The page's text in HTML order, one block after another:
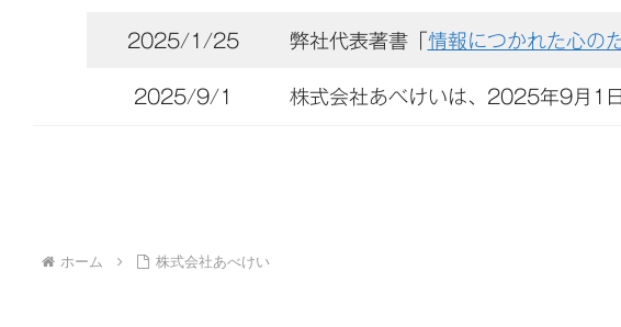
2025/1/25 弊社代表著書「 情報につかれた心の
2025/9/1 株式会社あべけいは、2025年9月1
ホーム 株式会社あべけい